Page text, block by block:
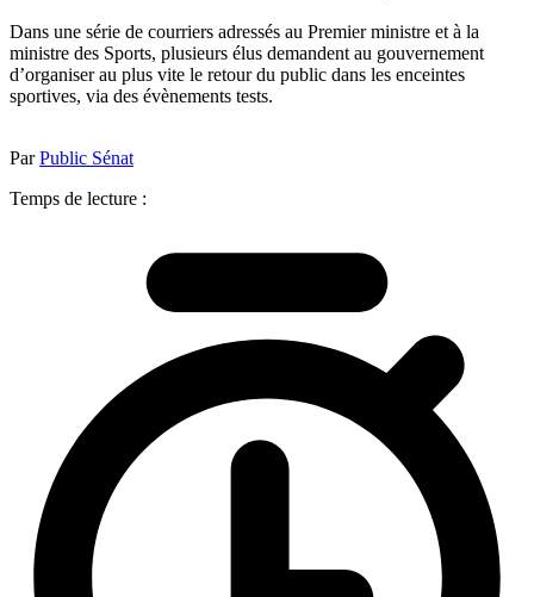
Dans une série de courriers adressés au Premier ministre et à la
ministre des Sports, plusieurs élus demandent au gouvernement
d’organiser au plus vite le retour du public dans les enceintes
sportives, via des évènements tests.
ParPublic Sénat
Temps de lecture :